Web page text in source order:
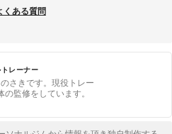
くある質問
レーナー
さきです。現役トレー
監修をしています。